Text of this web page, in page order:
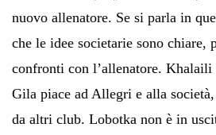
nuovo allenatore. Se si parla in
che le idee societarie sono chiare,
confronti con l’allenatore. Khalaili
Gila piace ad Allegri e alla
da altri club. Lobotka non è in